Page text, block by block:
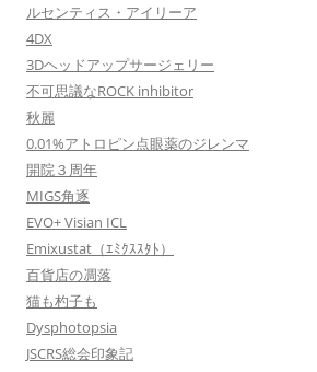
ルセンティス・アイリーア
4DX
3Dヘッドアップサージェリー
不可思議なROCK inhibitor
秋麗
0.01%アトロピン点眼薬のジレンマ
開院３周年
MIGS角逐
EVO+ Visian ICL
Emixustat（ｴﾐｸｽｽﾀﾄ）
百貨店の凋落
猫も杓子も
Dysphotopsia
JSCRS総会印象記